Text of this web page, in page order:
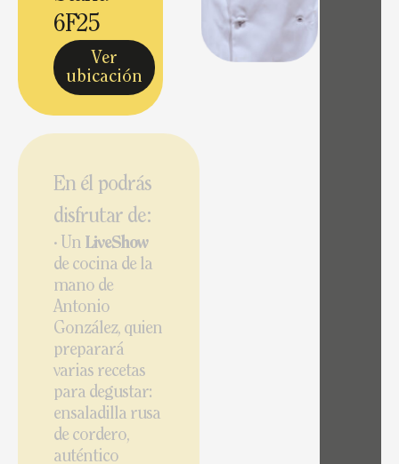
6F25
Ver
ubicación
En él podrás
disfrutar de:
· Un LiveShow
de cocina de la
mano de
Antonio
González, quien
preparará
varias recetas
para degustar:
ensaladilla rusa
de cordero,
auténtico